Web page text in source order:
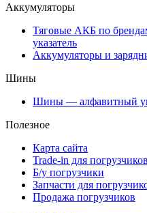
Аккумуляторы
Тяговые АКБ по
указатель
Аккумуляторы и
Шины
Шины — алфавитный
Полезное
Карта сайта
Trade-in для погрузчиков
Б/у погрузчики
Запчасти для
Продажа погрузчиков